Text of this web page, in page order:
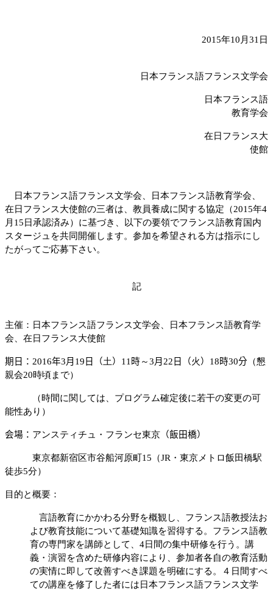
2015年10 月31 日
日本フランス語フランス文学会
日本フランス語
教育学会
在日フランス大
使館
日本フランス語フランス文学会、日本フランス語教育学会、
在日フランス大使館の三者は、教員養成に関する協定（2015年4
月 15日承認済み）に基づき、以下の要領でフランス語教育国内
スタージュを共同開催します。参加を希望される方は指示にし
たがってご応募下さい。
記
主催：日本フランス語フランス文学会、日本フランス語教育学
会、在日フランス大使館
期日： 2016年3月 19 日（土） 1 1 時 ～3月 22 日（火） 18時30分 （懇
親会20時頃まで）
（時間に関しては、プログラム確定後に若干の変更の可
能性あり）
会場： アンスティチュ・フランセ東京 （飯田橋）
東京都新宿区市谷船河原町15 （JR ・東京メトロ飯田橋駅
徒歩5分）
目的と概要：
言語教育にかかわる分野を概観し、フランス語教授法お
よび教育技能について基礎知識を習得する。フランス語教
育の専門家を講師として、4日間の集中研修を行う。講
義・演習を含めた研修内容により、参加者各自の教育活動
の実情に即して改善すべき課題を明確にする。４日間すべ
ての講座を修了した者には日本フランス語フランス文学